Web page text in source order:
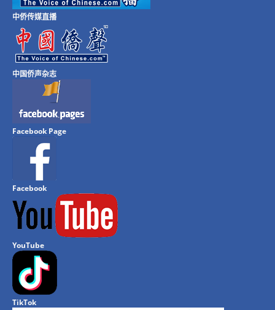
中侨传媒直播
中国侨声杂志
Facebook Page
Facebook
YouTube
TikTok